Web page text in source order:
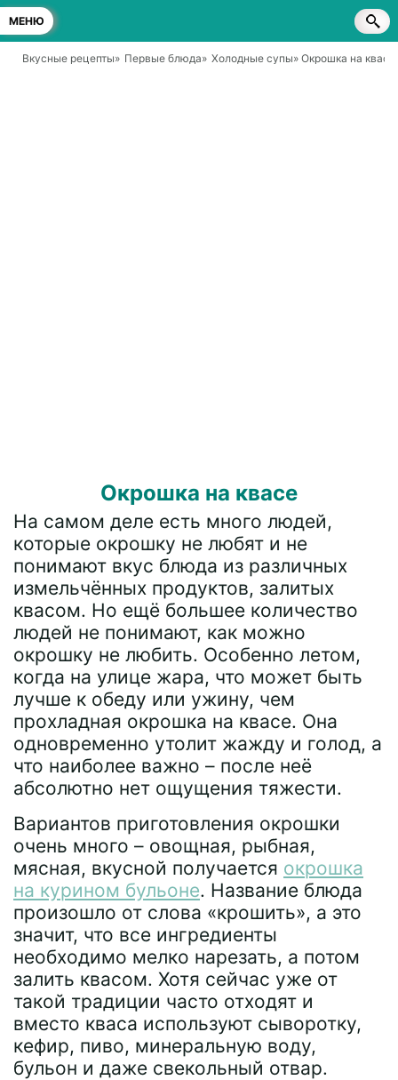
МЕНЮ
Вкусные рецепты» Первые блюда» Холодные супы» Окрошка на квасе
Окрошка на квасе
На самом деле есть много людей,
которые окрошку не любят и не
понимают вкус блюда из различных
измельчённых продуктов, залитых
квасом. Но ещё большее количество
людей не понимают, как можно
окрошку не любить. Особенно летом,
когда на улице жара, что может быть
лучше к обеду или ужину, чем
прохладная окрошка на квасе. Она
одновременно утолит жажду и голод, а
что наиболее важно – после неё
абсолютно нет ощущения тяжести.
Вариантов приготовления окрошки
очень много – овощная, рыбная,
мясная, вкусной получается окрошка
на курином бульоне. Название блюда
произошло от слова «крошить», а это
значит, что все ингредиенты
необходимо мелко нарезать, а потом
залить квасом. Хотя сейчас уже от
такой традиции часто отходят и
вместо кваса используют сыворотку,
кефир, пиво, минеральную воду,
бульон и даже свекольный отвар.